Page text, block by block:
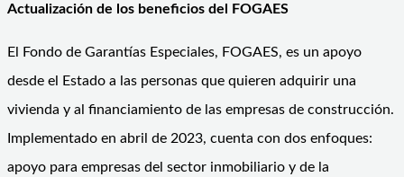
Actualización de los beneficios del FOGAES
El Fondo de Garantías Especiales, FOGAES, es un apoyo
desde el Estado a las personas que quieren adquirir una
vivienda y al financiamiento de las empresas de construcción.
Implementado en abril de 2023, cuenta con dos enfoques:
apoyo para empresas del sector inmobiliario y de la